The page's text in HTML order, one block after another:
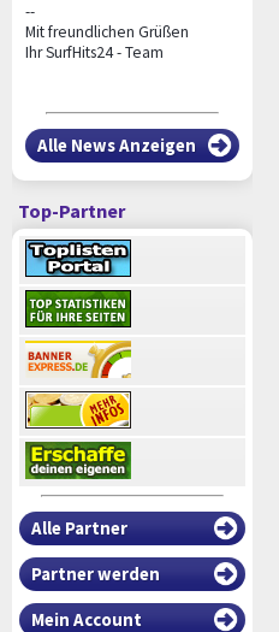
--
Mit freundlichen Grüßen
Ihr SurfHits24 - Team
Alle News Anzeigen
Top-Partner
Alle Partner
Partner werden
Mein Account